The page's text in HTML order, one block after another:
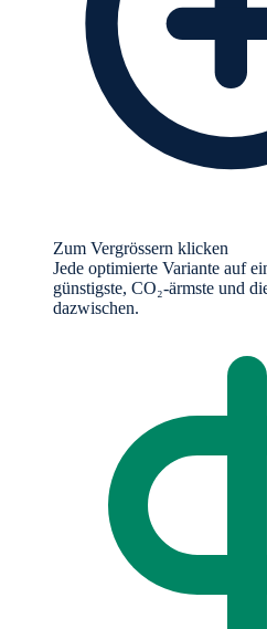
Zum Vergrössern klicken
Jede optimierte Variante auf
günstigste, CO₂-ärmste und
dazwischen.